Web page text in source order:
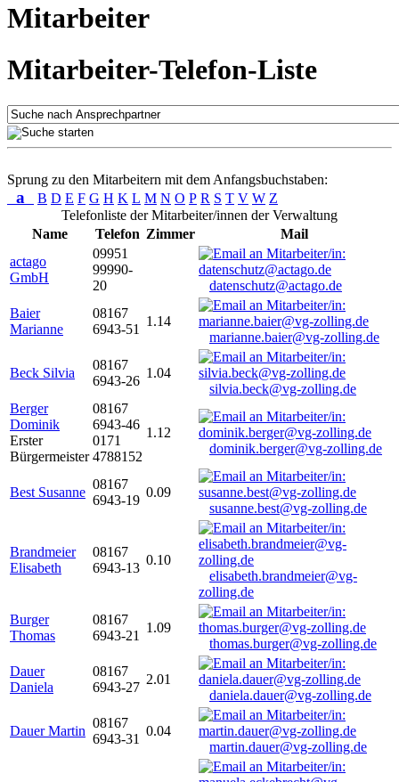
Mitarbeiter
Mitarbeiter-Telefon-Liste
Sprung zu den Mitarbeitern mit dem Anfangsbuchstaben:
a B D E F G H K L M N O P R S T V W Z
Telefonliste der Mitarbeiter/innen der Verwaltung
Name
Telefon Zimmer
Mail
actago
GmbH
09951
99990-
20
datenschutz@actago.de
Baier
Marianne
08167
6943-51
1.14
marianne.baier@vg-zolling.de
Beck Silvia
08167
6943-26
1.04
silvia.beck@vg-zolling.de
Berger
Dominik
Erster
Bürgermeister
08167
6943-46
0171
4788152
1.12
dominik.berger@vg-zolling.de
Best Susanne
08167
6943-19
0.09
susanne.best@vg-zolling.de
Brandmeier
Elisabeth
08167
6943-13
0.10
elisabeth.brandmeier@vg-
zolling.de
Burger
Thomas
08167
6943-21
1.09
thomas.burger@vg-zolling.de
Dauer
Daniela
08167
6943-27
2.01
daniela.dauer@vg-zolling.de
Dauer Martin
08167
6943-31
0.04
martin.dauer@vg-zolling.de